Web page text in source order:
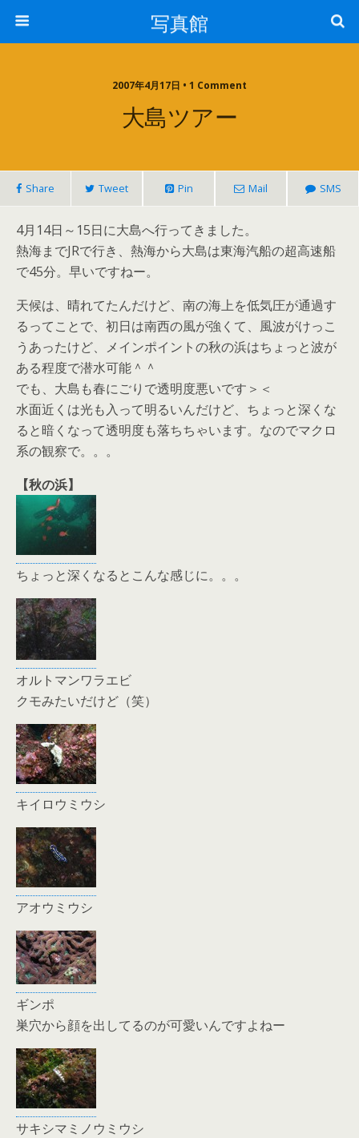
写真館
2007年4月17日 • 1 Comment
大島ツアー
Share Tweet Pin Mail SMS
4月14日～15日に大島へ行ってきました。
熱海までJRで行き、熱海から大島は東海汽船の超高速船
で45分。早いですねー。
天候は、晴れてたんだけど、南の海上を低気圧が通過す
るってことで、初日は南西の風が強くて、風波がけっこ
うあったけど、メインポイントの秋の浜はちょっと波が
ある程度で潜水可能＾＾
でも、大島も春にごりで透明度悪いです＞＜
水面近くは光も入って明るいんだけど、ちょっと深くな
ると暗くなって透明度も落ちちゃいます。なのでマクロ
系の観察で。。。
【秋の浜】
ちょっと深くなるとこんな感じに。。。
オルトマンワラエビ
クモみたいだけど（笑）
キイロウミウシ
アオウミウシ
ギンポ
巣穴から顔を出してるのが可愛いんですよねー
サキシマミノウミウシ